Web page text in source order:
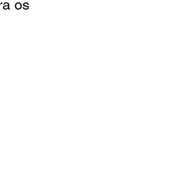
os